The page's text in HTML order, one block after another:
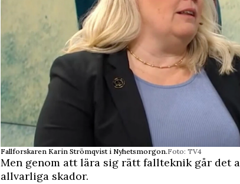
Fallforskaren Karin Strömqvist i Nyhetsmorgon.Foto: TV4
Men genom att lära sig rätt fallteknik går det
allvarliga skador.